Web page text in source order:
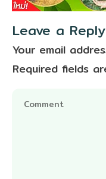
Leave a Reply
Your email
Required fields